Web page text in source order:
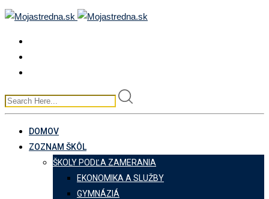
Skip
DOMOV
ZOZNAM ŠKÔL
ŠKOLY PODĽA ZAMERANIA
EKONOMIKA A SLUŽBY
GYMNÁZIÁ